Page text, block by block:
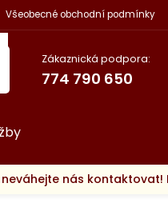
Všeobecné obchodní podmínky
Zákaznická podpora:
774 790 650
nás